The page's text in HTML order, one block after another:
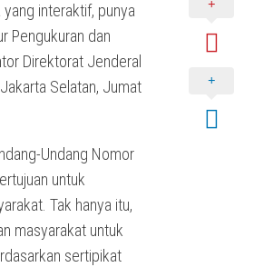
interaktif, punya
Pengukuran dan
Direktorat Jenderal
Selatan, Jumat
Undang Nomor
untuk
Tak hanya itu,
masyarakat untuk
sertipikat